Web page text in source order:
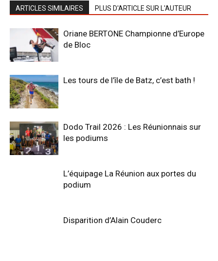
ARTICLES SIMILAIRES PLUS D'ARTICLE SUR L'AUTEUR
Oriane BERTONE Championne d’Europe
de Bloc
Les tours de l’île de Batz, c’est bath !
Dodo Trail 2026 : Les Réunionnais sur
les podiums
L’équipage La Réunion aux portes du
podium
Disparition d’Alain Couderc